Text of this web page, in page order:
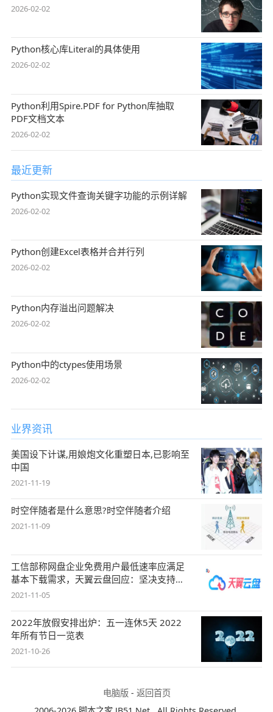
2026-02-02
Python核心库Literal的具体使用
2026-02-02
Python利用Spire.PDF for Python库抽取
PDF文档文本
2026-02-02
最近更新
Python实现文件查询关键字功能的示例详解
2026-02-02
Python创建Excel表格并合并行列
2026-02-02
Python内存溢出问题解决
2026-02-02
Python中的ctypes使用场景
2026-02-02
业界资讯
美国设下计谋,用娘炮文化重塑日本,已影响至
中国
2021-11-19
时空伴随者是什么意思?时空伴随者介绍
2021-11-09
工信部称网盘企业免费用户最低速率应满足
基本下载需求，天翼云盘回应：坚决支持，
始终
2021-11-05
2022年放假安排出炉：五一连休5天 2022
年所有节日一览表
2021-10-26
电脑版- 返回首页